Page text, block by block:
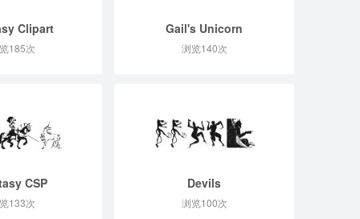
Clipart
185次
Gail's Unicorn
浏览140次
CSP
133次
Devils
浏览100次